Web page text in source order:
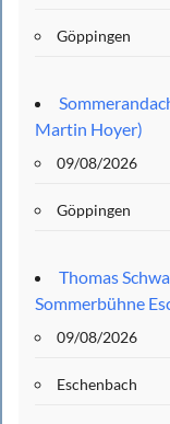
Göppingen
Martin Hoyer)
09/08/2026
Göppingen
Thomas
Sommerbühne
09/08/2026
Eschenbach